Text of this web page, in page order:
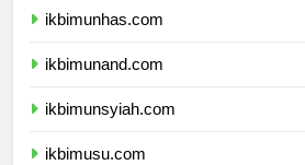
ikbimunhas.com
ikbimunand.com
ikbimunsyiah.com
ikbimusu.com